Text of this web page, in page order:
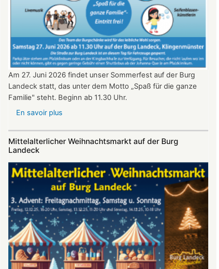
20:30
Uhr​​​​​​​​​​​​​​
Am 27. Juni 2026 findet unser Sommerfest auf der Burg
Landeck statt, das unter dem Motto „Spaß für die ganze
Familie" steht. Beginn ab 11.30 Uhr.
En savoir plus
Burg
Mittelalterlicher Weihnachtsmarkt auf der Burg
Landeck